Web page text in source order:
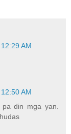
AM
AM
pa din mga yan.